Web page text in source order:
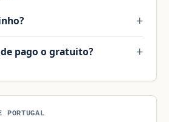
pago o gratuito?
PORTUGAL